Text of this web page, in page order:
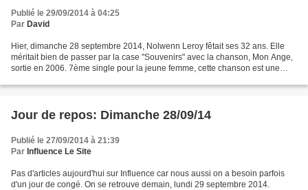
Publié le 29/09/2014 à 04:25
Par David
Hier, dimanche 28 septembre 2014, Nolwenn Leroy fêtait ses 32 ans. Elle
méritait bien de passer par la case "Souvenirs" avec la chanson, Mon Ange,
sortie en 2006. 7ème single pour la jeune femme, cette chanson est une
Jour de repos: Dimanche 28/09/14
Publié le 27/09/2014 à 21:39
Par Influence Le Site
Pas d'articles aujourd'hui sur Influence car nous aussi on a besoin parfois
d'un jour de congé. On se retrouve demain, lundi 29 septembre 2014.